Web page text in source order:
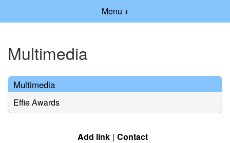
Menu +
Multimedia
Multimedia
Effie Awards
Add link Contact